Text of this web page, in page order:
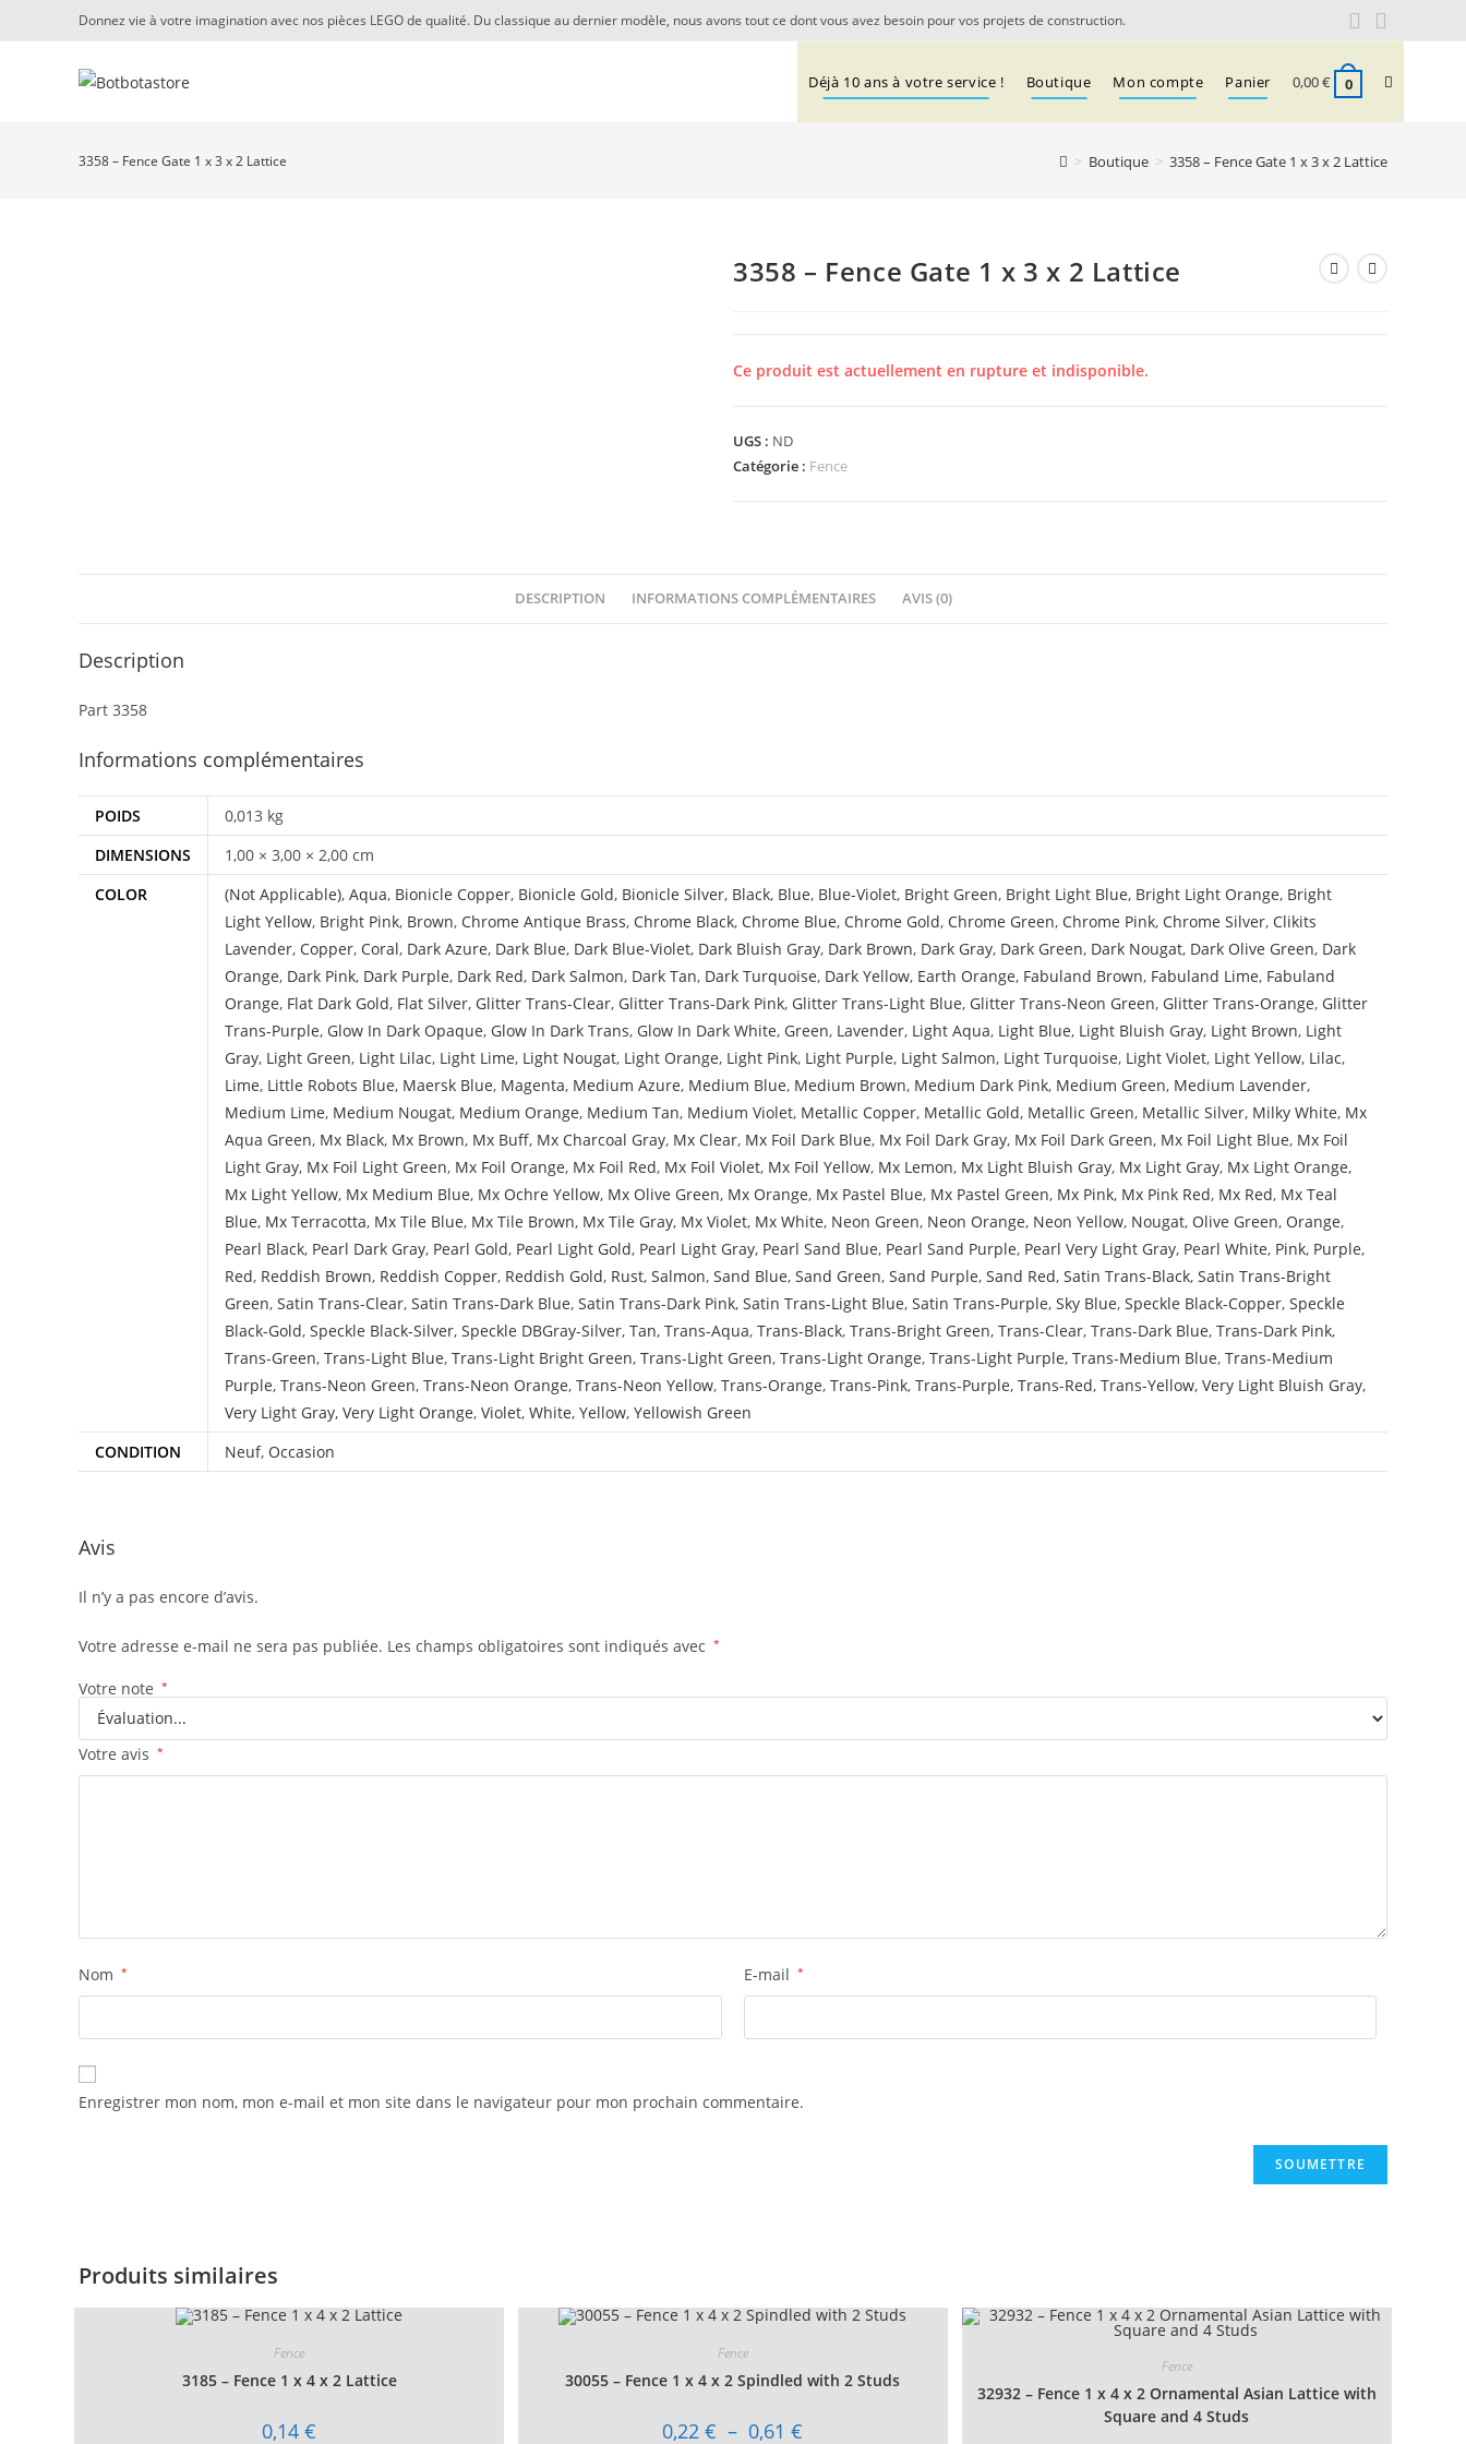
Donnez vie à votre imagination avec nos pièces LEGO de qualité. Du classique au dernier modèle, nous avons tout ce dont vous avez besoin pour vos projets de construction.
Déjà 10 ans à votre service ! Boutique Mon compte Panier 0,00€ 0 Toggle
website
3358 – Fence Gate 1 x 3 x 2 Lattice > Boutique > 3358 – Fence Gate 1 x 3 x 2 Lattice
3358 – Fence Gate 1 x 3 x 2 Lattice
Ce produit est actuellement en rupture et indisponible.
UGS : ND
Catégorie : Fence
DESCRIPTION INFORMATIONS COMPLÉMENTAIRES AVIS (0)
Description
Part 3358
Informations complémentaires
POIDS
0,013 kg
DIMENSIONS
1,00 × 3,00 × 2,00 cm
COLOR
(Not Applicable), Aqua, Bionicle Copper, Bionicle Gold, Bionicle Silver, Black, Blue, Blue-Violet, Bright Green, Bright Light Blue, Bright Light Orange, Bright
Light Yellow, Bright Pink, Brown, Chrome Antique Brass, Chrome Black, Chrome Blue, Chrome Gold, Chrome Green, Chrome Pink, Chrome Silver, Clikits
Lavender, Copper, Coral, Dark Azure, Dark Blue, Dark Blue-Violet, Dark Bluish Gray, Dark Brown, Dark Gray, Dark Green, Dark Nougat, Dark Olive Green, Dark
Orange, Dark Pink, Dark Purple, Dark Red, Dark Salmon, Dark Tan, Dark Turquoise, Dark Yellow, Earth Orange, Fabuland Brown, Fabuland Lime, Fabuland
Orange, Flat Dark Gold, Flat Silver, Glitter Trans-Clear, Glitter Trans-Dark Pink, Glitter Trans-Light Blue, Glitter Trans-Neon Green, Glitter Trans-Orange, Glitter
Trans-Purple, Glow In Dark Opaque, Glow In Dark Trans, Glow In Dark White, Green, Lavender, Light Aqua, Light Blue, Light Bluish Gray, Light Brown, Light
Gray, Light Green, Light Lilac, Light Lime, Light Nougat, Light Orange, Light Pink, Light Purple, Light Salmon, Light Turquoise, Light Violet, Light Yellow, Lilac,
Lime, Little Robots Blue, Maersk Blue, Magenta, Medium Azure, Medium Blue, Medium Brown, Medium Dark Pink, Medium Green, Medium Lavender,
Medium Lime, Medium Nougat, Medium Orange, Medium Tan, Medium Violet, Metallic Copper, Metallic Gold, Metallic Green, Metallic Silver, Milky White, Mx
Aqua Green, Mx Black, Mx Brown, Mx Buff, Mx Charcoal Gray, Mx Clear, Mx Foil Dark Blue, Mx Foil Dark Gray, Mx Foil Dark Green, Mx Foil Light Blue, Mx Foil
Light Gray, Mx Foil Light Green, Mx Foil Orange, Mx Foil Red, Mx Foil Violet, Mx Foil Yellow, Mx Lemon, Mx Light Bluish Gray, Mx Light Gray, Mx Light Orange,
Mx Light Yellow, Mx Medium Blue, Mx Ochre Yellow, Mx Olive Green, Mx Orange, Mx Pastel Blue, Mx Pastel Green, Mx Pink, Mx Pink Red, Mx Red, Mx Teal
Blue, Mx Terracotta, Mx Tile Blue, Mx Tile Brown, Mx Tile Gray, Mx Violet, Mx White, Neon Green, Neon Orange, Neon Yellow, Nougat, Olive Green, Orange,
Pearl Black, Pearl Dark Gray, Pearl Gold, Pearl Light Gold, Pearl Light Gray, Pearl Sand Blue, Pearl Sand Purple, Pearl Very Light Gray, Pearl White, Pink, Purple,
Red, Reddish Brown, Reddish Copper, Reddish Gold, Rust, Salmon, Sand Blue, Sand Green, Sand Purple, Sand Red, Satin Trans-Black, Satin Trans-Bright
Green, Satin Trans-Clear, Satin Trans-Dark Blue, Satin Trans-Dark Pink, Satin Trans-Light Blue, Satin Trans-Purple, Sky Blue, Speckle Black-Copper, Speckle
Black-Gold, Speckle Black-Silver, Speckle DBGray-Silver, Tan, Trans-Aqua, Trans-Black, Trans-Bright Green, Trans-Clear, Trans-Dark Blue, Trans-Dark Pink,
Trans-Green, Trans-Light Blue, Trans-Light Bright Green, Trans-Light Green, Trans-Light Orange, Trans-Light Purple, Trans-Medium Blue, Trans-Medium
Purple, Trans-Neon Green, Trans-Neon Orange, Trans-Neon Yellow, Trans-Orange, Trans-Pink, Trans-Purple, Trans-Red, Trans-Yellow, Very Light Bluish Gray,
Very Light Gray, Very Light Orange, Violet, White, Yellow, Yellowish Green
CONDITION
Neuf, Occasion
Avis
Il n’y a pas encore d’avis.
Votre adresse e-mail ne sera pas publiée. Les champs obligatoires sont indiqués avec *
Votre note *
Votre avis *
Nom * E-mail *
Enregistrer mon nom, mon e-mail et mon site dans le navigateur pour mon prochain commentaire.
Produits similaires
Fence
3185 – Fence 1 x 4 x 2 Lattice
0,14€
Fence
30055 – Fence 1 x 4 x 2 Spindled with 2 Studs
0,22€ – 0,61€
Fence
32932 – Fence 1 x 4 x 2 Ornamental Asian Lattice with
Square and 4 Studs